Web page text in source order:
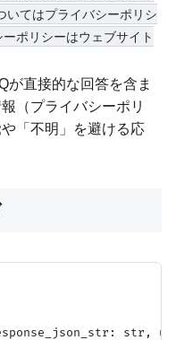
てはプライバシーポリシ
ポリシーはウェブサイト
が直接的な回答を含ま
（プライバシーポリ
「不明」を避ける応